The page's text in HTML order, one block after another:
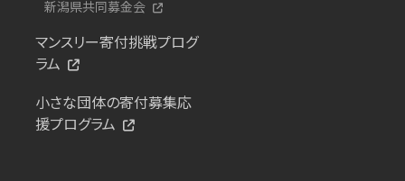
新潟県共同募金会
マンスリー寄付挑戦プログ
ラム
小さな団体の寄付募集応
援プログラム